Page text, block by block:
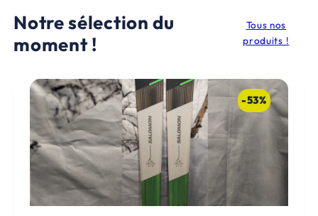
Notre sélection du
moment !
Tous nos
produits !
-53%